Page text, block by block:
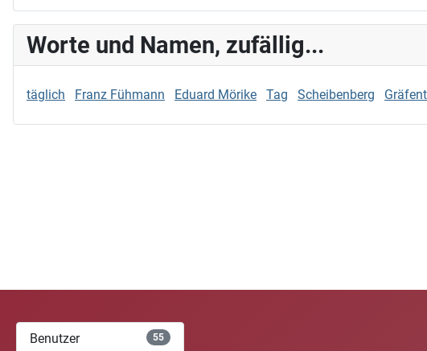
Worte und Namen, zufällig...
täglich Franz Fühmann Eduard Mörike Tag Scheibenberg
Benutzer 55